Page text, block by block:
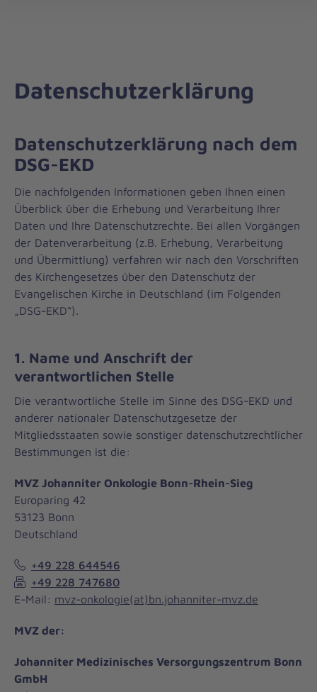
Datenschutzerklärung
Datenschutzerklärung nach dem
DSG-EKD
Die nachfolgenden Informationen geben Ihnen einen
Überblick über die Erhebung und Verarbeitung Ihrer
Daten und Ihre Datenschutzrechte. Bei allen Vorgängen
der Datenverarbeitung (z.B. Erhebung, Verarbeitung
und Übermittlung) verfahren wir nach den Vorschriften
des Kirchengesetzes über den Datenschutz der
Evangelischen Kirche in Deutschland (im Folgenden
„DSG-EKD“).
1. Name und Anschrift der
verantwortlichen Stelle
Die verantwortliche Stelle im Sinne des DSG-EKD und
anderer nationaler Datenschutzgesetze der
Mitgliedsstaaten sowie sonstiger datenschutzrechtlicher
Bestimmungen ist die:
MVZ Johanniter Onkologie Bonn-Rhein-Sieg
Europaring 42
53123 Bonn
Deutschland
+49 228 644546
+49 228 747680
E-Mail: mvz-onkologie(at)bn.johanniter-mvz.de
MVZ der:
Johanniter Medizinisches Versorgungszentrum Bonn
GmbH